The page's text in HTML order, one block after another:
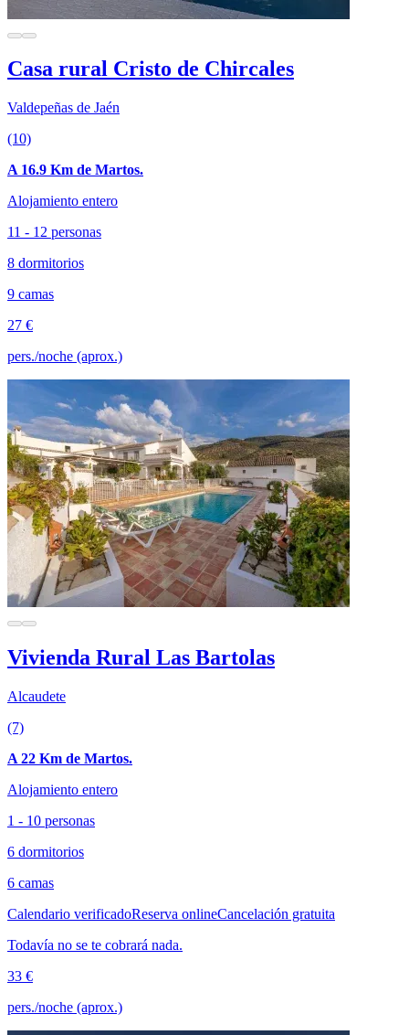
Casa rural Cristo de Chircales
Valdepeñas de Jaén
(10)
A 16.9 Km de Martos.
Alojamiento entero
11 - 12 personas
8 dormitorios
9 camas
27 €
pers./noche (aprox.)
Vivienda Rural Las Bartolas
Alcaudete
(7)
A 22 Km de Martos.
Alojamiento entero
1 - 10 personas
6 dormitorios
6 camas
Calendario verificadoReserva onlineCancelación gratuita
Todavía no se te cobrará nada.
33 €
pers./noche (aprox.)